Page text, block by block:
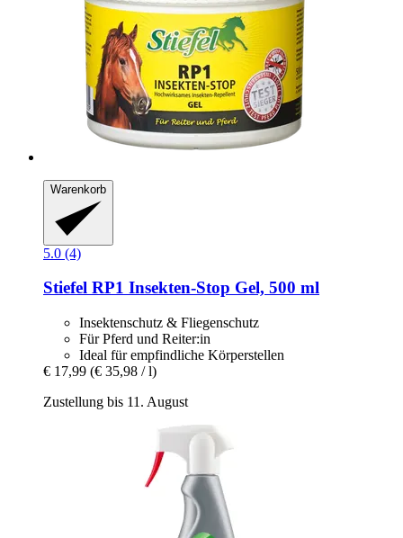
Warenkorb
5.0 (4)
Stiefel RP1 Insekten-​Stop Gel, 500 ml
Insektenschutz & Fliegenschutz
Für Pferd und Reiter:in
Ideal für empfindliche Körperstellen
€ 17,99 (€ 35,98 / l)
Zustellung bis 11. August